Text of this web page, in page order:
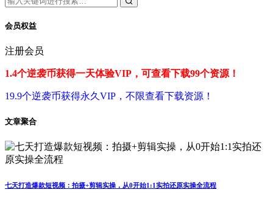
会员权益
注册会员
1.4个逆袭币获得一天体验VIP，可查看下载99个资源！
19.9个逆袭币获得永久VIP，不限查看下载资源！
文章聚合
七天打造爆款短视频：拍摄+剪辑实操，从0开始1:1实拍还原实操全流程